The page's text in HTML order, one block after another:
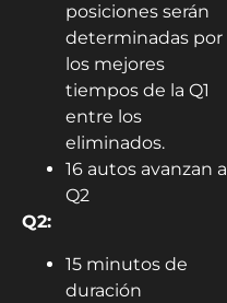
posiciones serán
determinadas por
los mejores
tiempos de la Q1
entre los
eliminados.
16 autos avanzan a
Q2
Q2:
15 minutos de
duración